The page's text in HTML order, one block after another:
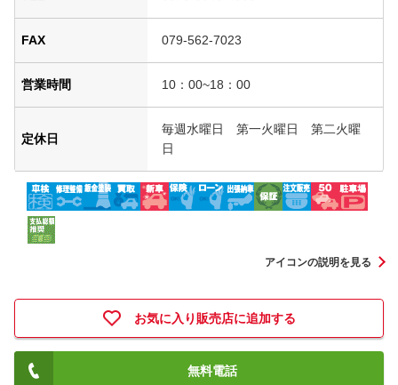
FAX 079-562-7023
営業時間 10：00~18：00
定休日
毎週水曜日 第一火曜日 第二火曜
日
アイコンの説明を見る
お気に入り販売店に追加する
無料電話